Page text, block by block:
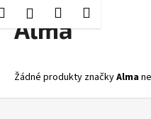
Přejít
HledatPřihlášení
Nákupní
košík
Menu
Alma
Žádné produkty značkyAlma
K
o
Zpět
Zpět
C
o